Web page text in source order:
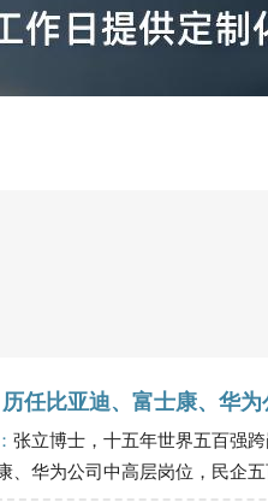
历任比亚迪、富士康、华
张立博士，十五年世界五百强
、华为公司中高层岗位，民企